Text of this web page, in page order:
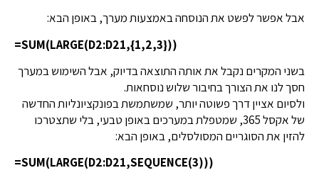
אבל אפשר לפשט את הנוסחה באמצעות מערך, באופן הבא:
=SUM(LARGE(D2:D21,{1,2,3}))
בשני המקרים נקבל את אותה התוצאה בדיוק, אבל השימוש במערך
חסך לנו את הצורך בחיבור שלוש נוסחאות.
ולסיום אציין דרך פשוטה יותר, שמשתמשת בפונקציונליות החדשה
של אקסל 365, שמטפלת במערכים באופן טבעי, בלי שתצטרכו
להזין את הסוגריים המסולסלים, באופן הבא:
=SUM(LARGE(D2:D21,SEQUENCE(3)))